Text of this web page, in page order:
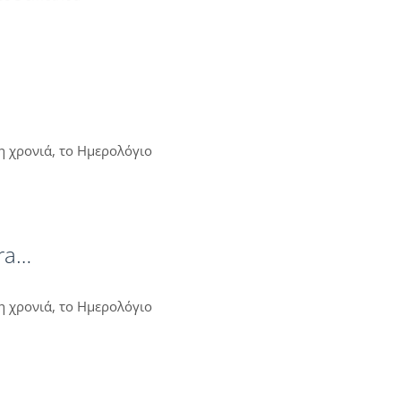
χρονιά, το Ημερολόγιο
χρονιά, το Ημερολόγιο